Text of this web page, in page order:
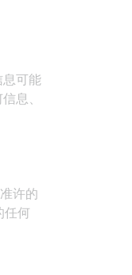
息可能
息、
许的
任何